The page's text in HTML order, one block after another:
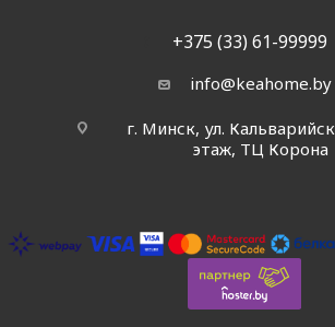
+375 (33) 61-99999
info@keahome.by
г. Минск, ул.
этаж, ТЦ Корона